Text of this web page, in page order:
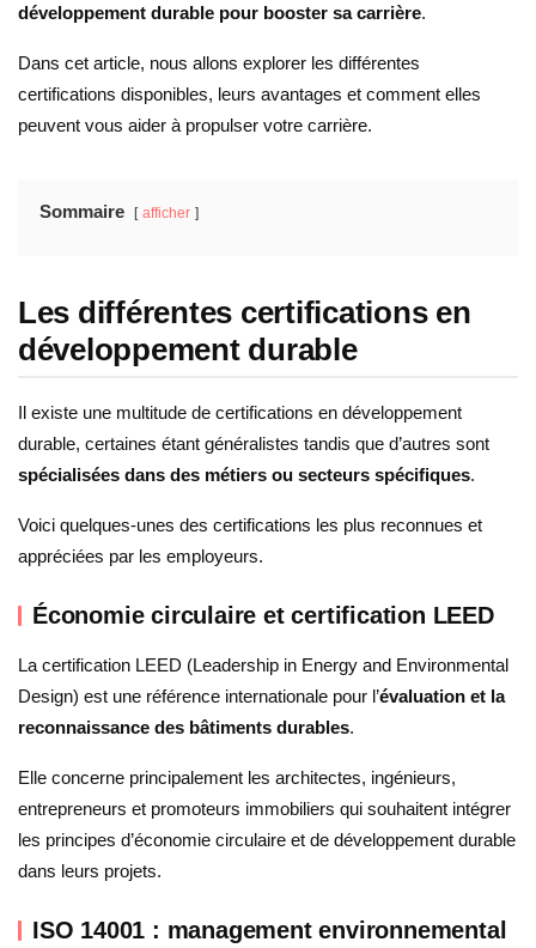
développement durable pour booster sa carrière.
Dans cet article, nous allons explorer les différentes
certifications disponibles, leurs avantages et comment elles
peuvent vous aider à propulser votre carrière.
Sommaire afficher
Les différentes certifications en
développement durable
Il existe une multitude de certifications en développement
durable, certaines étant généralistes tandis que d’autres sont
spécialisées dans des métiers ou secteurs spécifiques.
Voici quelques-unes des certifications les plus reconnues et
appréciées par les employeurs.
Économie circulaire et certification LEED
La certification LEED (Leadership in Energy and Environmental
Design) est une référence internationale pour l’évaluation et la
reconnaissance des bâtiments durables.
Elle concerne principalement les architectes, ingénieurs,
entrepreneurs et promoteurs immobiliers qui souhaitent intégrer
les principes d’économie circulaire et de développement durable
dans leurs projets.
ISO 14001 : management environnemental